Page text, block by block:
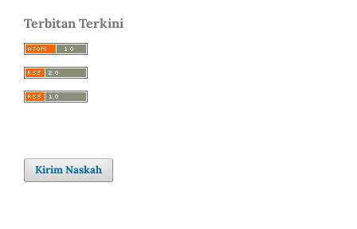
Terbitan Terkini
Kirim Naskah